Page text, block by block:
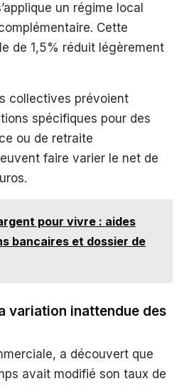
un régime local
Cette
de 1,5% réduit légèrement
collectives prévoient
spécifiques pour des
ou de retraite
faire varier le net de
pour vivre : aides
bancaires et dossier de
variation inattendue des
a découvert que
avait modifié son taux de